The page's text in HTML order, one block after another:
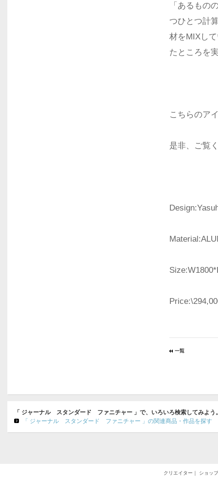
「あるもの
つひとつ計
材をMIXし
たところを
こちらのア
是非、ご覧
「 ジャーナル スタンダード ファニチャー 」で、いろいろ検索してみよう
「 ジャーナル スタンダード ファニチャー 」の関連商品・作品を探す
クリエイター ｜ ショップ